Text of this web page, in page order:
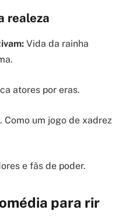
realeza
Vida da rainha
atores por eras.
Como um jogo de xadrez
e fãs de poder.
para rir